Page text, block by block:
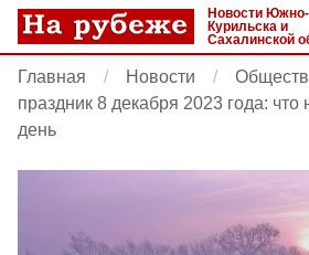
Новости Южно-
Курильска и
Сахалинской
Главная Новости
праздник 8 декабря 2023 года: что
день